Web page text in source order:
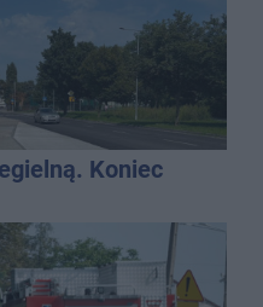
Koniec